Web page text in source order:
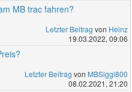
MB trac fahren?
Letzter Beitrag von Heinz
19.03.2022, 09:06
Letzter Beitrag von MBSiggi800
08.02.2021, 21:20